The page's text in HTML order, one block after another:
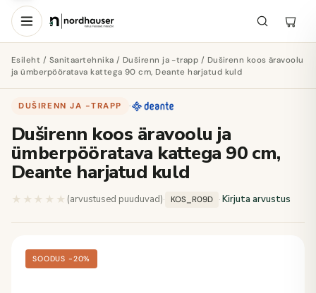
Esileht / Sanitaartehnika / Duširenn ja -trapp / Duširenn koos äravoolu
ja ümberpööratava kattega 90 cm, Deante harjatud kuld
DUŠIRENN JA -TRAPP ·
Duširenn koos äravoolu ja
ümberpööratava kattega 90 cm,
Deante harjatud kuld
★★★★★ ★★★★★
(arvustused puuduvad)· KOS_R09D ·Kirjuta arvustus
SOODUS −20%